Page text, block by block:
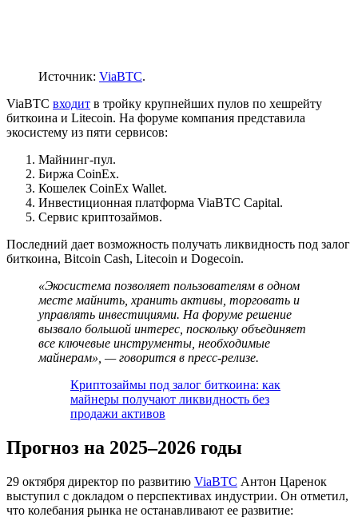
Источник: ViaBTC.
ViaBTC входит в тройку крупнейших пулов по хешрейту
биткоина и Litecoin. На форуме компания представила
экосистему из пяти сервисов:
Майнинг-пул.
Биржа CoinEx.
Кошелек CoinEx Wallet.
Инвестиционная платформа ViaBTC Capital.
Сервис криптозаймов.
Последний дает возможность получать ликвидность под залог
биткоина, Bitcoin Cash, Litecoin и Dogecoin.
«Экосистема позволяет пользователям в одном
месте майнить, хранить активы, торговать и
управлять инвестициями. На форуме решение
вызвало большой интерес, поскольку объединяет
все ключевые инструменты, необходимые
майнерам», — говорится в пресс-релизе.
Криптозаймы под залог биткоина: как
майнеры получают ликвидность без
продажи активов
Прогноз на 2025–2026 годы
29 октября директор по развитию ViaBTC Антон Царенок
выступил с докладом о перспективах индустрии. Он отметил,
что колебания рынка не останавливают ее развитие: